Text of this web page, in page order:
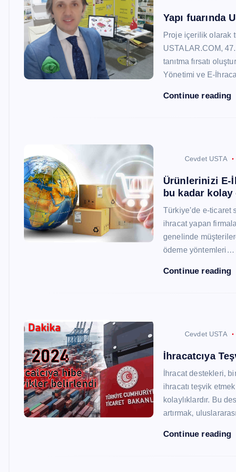
Yapı fuarında
Proje içerilik olarak
USTALAR.COM,
tanıtma fırsatı
Yönetimi ve E-
Continue reading
Cevdet USTA
Ürünlerinizi E-
bu kadar kolay
Türkiye’de e-ticaret
ihracat yapan
genelinde
ödeme yöntemleri…
Continue reading
Cevdet USTA
İhracatcıya
İhracat destekleri,
ihracatı teşvik
kolaylıklardır. Bu
artırmak,
Continue reading